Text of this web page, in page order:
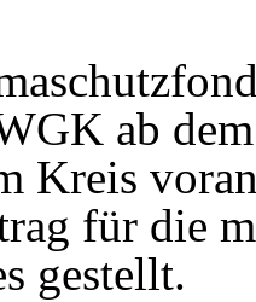
ab
Kreis
für die
gestellt.